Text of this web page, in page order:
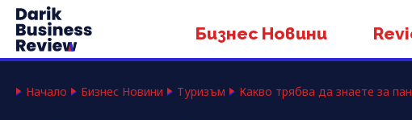
Бизнес Новини
Начало Бизнес Новини Туризъм Какво трябва да знаете за